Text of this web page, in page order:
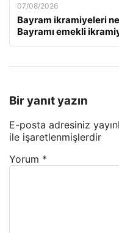
07/08/2026
Bayram ikramiyeleri
Bayramı emekli
Bir yanıt yazın
E-posta adresiniz
ile işaretlenmişlerdir
Yorum *